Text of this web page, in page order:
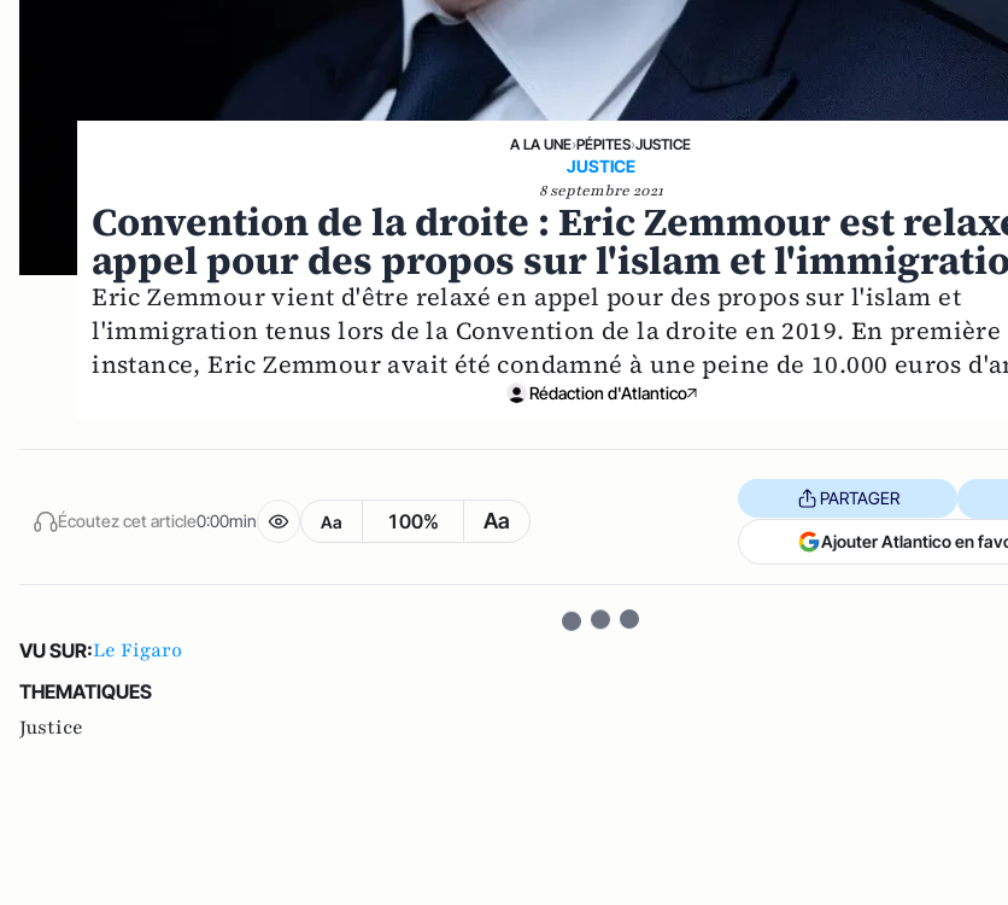
A LA UNE›PÉPITES›JUSTICE
JUSTICE
8 septembre 2021
Convention de la droite : Eric Zemmour est
appel pour des propos sur l'islam et
Eric Zemmour vient d'être relaxé en appel pour des propos sur l'islam et
l'immigration tenus lors de la Convention de la droite en 2019. En première
instance, Eric Zemmour avait été condamné à une peine de 10.000 euros
Rédaction d'Atlantico
Écoutez cet article0:00min Aa 100% Aa
PARTAGER
Ajouter Atlantico en
VU SUR:Le Figaro
THEMATIQUES
Justice